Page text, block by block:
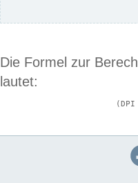
Die Formel zur
lautet: